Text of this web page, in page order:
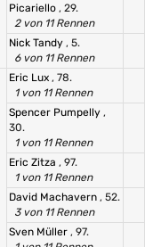
Picariello , 29.
2 von 11 Rennen
Nick Tandy , 5.
6 von 11 Rennen
Eric Lux , 78.
1 von 11 Rennen
Spencer Pumpelly ,
30.
1 von 11 Rennen
Eric Zitza , 97.
1 von 11 Rennen
David Machavern , 52.
3 von 11 Rennen
Sven Müller , 97.